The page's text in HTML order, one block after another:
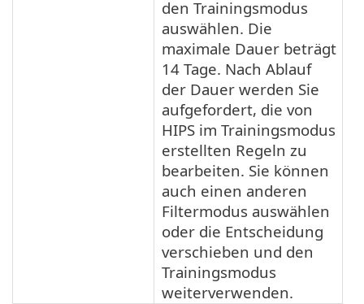
den Trainingsmodus
auswählen. Die
maximale Dauer beträgt
14 Tage. Nach Ablauf
der Dauer werden Sie
aufgefordert, die von
HIPS im Trainingsmodus
erstellten Regeln zu
bearbeiten. Sie können
auch einen anderen
Filtermodus auswählen
oder die Entscheidung
verschieben und den
Trainingsmodus
weiterverwenden.